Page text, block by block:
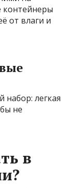
контейнеры
от влаги и
легкая
не
в